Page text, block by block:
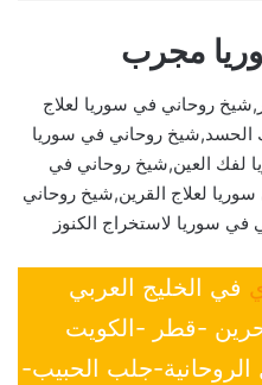
مجرب
روحاني في سوريا لعلاج
روحاني في سوريا
لفك العين,شيخ روحاني في
لعلاج القرين,شيخ روحاني
في سوريا لاستخراج الكنوز
في الخليج العربي
-قطر -الكويت
جلب الحبيب-